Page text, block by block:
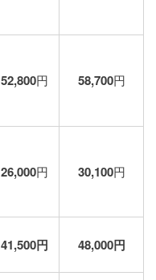
52,800円 58,700円
26,000円 30,100円
41,500円 48,000円